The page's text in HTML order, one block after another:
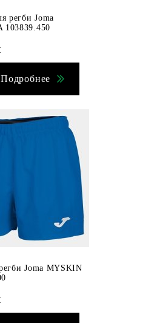
регби Joma
103839.450
Подробнее
Joma MYSKIN